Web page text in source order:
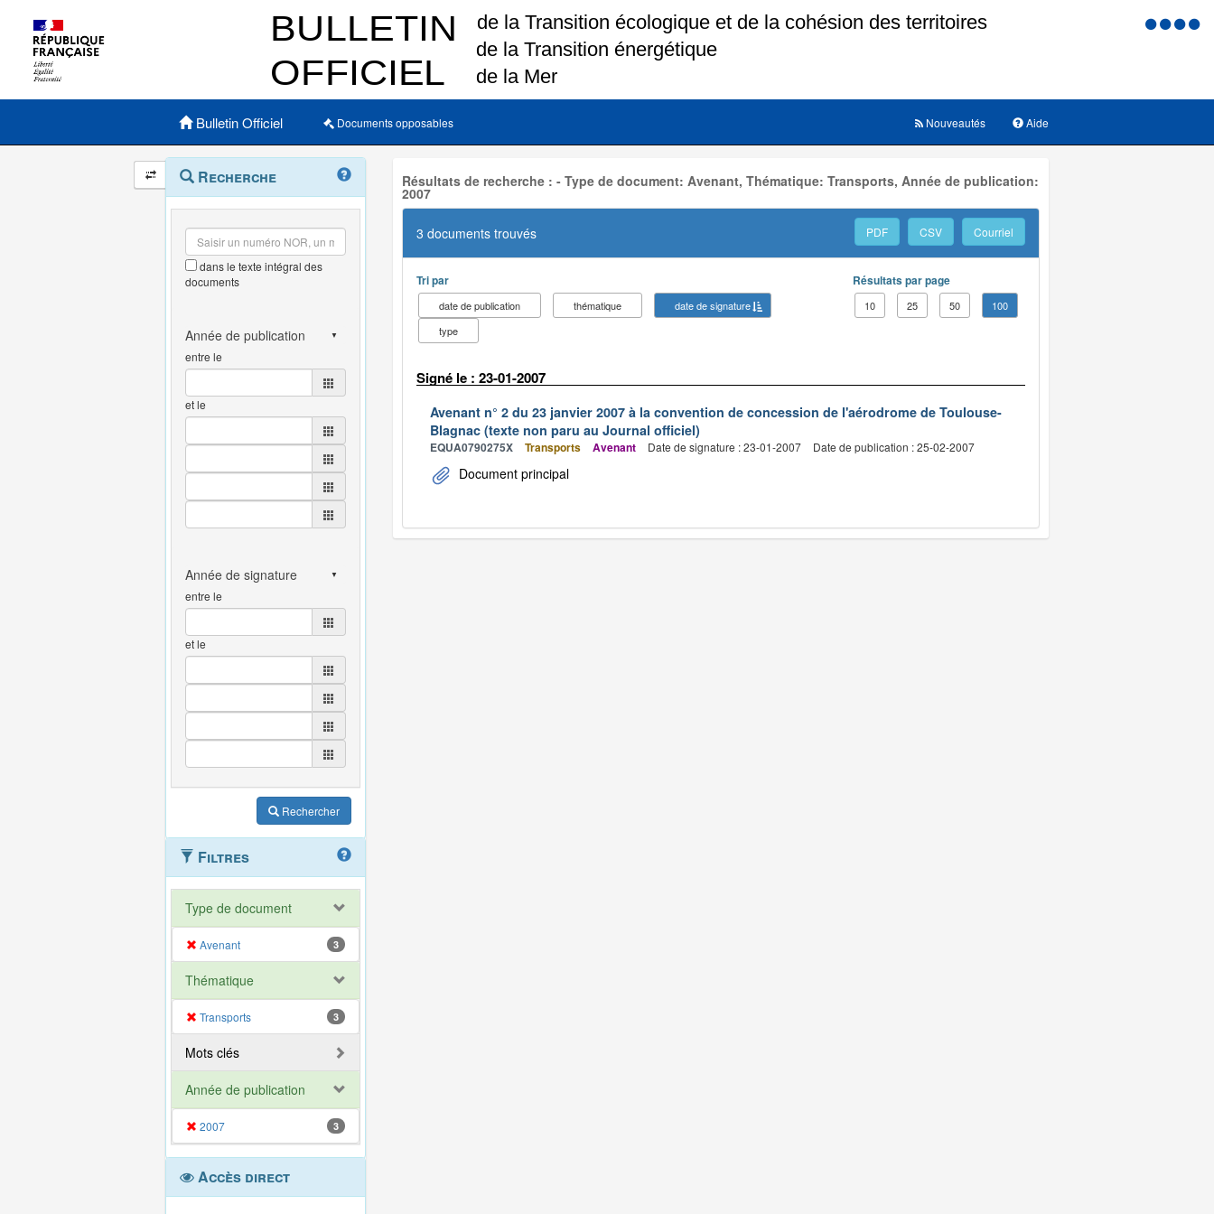
Menu
Menu principal
Bulletin Officiel Documents opposables Aide
Nouveautés
Navigation
et
outils
annexes
Menu
contextuel
Recherche
dans le texte intégral des
documents
entre le
et le
entre le
et le
Rechercher
Filtres
Type de document
Avenant 3
Thématique
Transports 3
Mots clés
Année de publication
2007 3
Accès direct
Résultats de recherche : - Type de document: Avenant, Thématique: Transports, Année de publication:
2007
3 documents trouvés PDF CSV Courriel
Tri par
date de publication thématique
date de signature
type
Résultats par page
10 25 50 100
Signé le : 23-01-2007
Avenant n° 2 du 23 janvier 2007 à la convention de concession de l'aérodrome de Toulouse-
Blagnac (texte non paru au Journal officiel)
EQUA0790275X Transports Avenant Date de signature : 23-01-2007 Date de publication : 25-02-2007
Document principal